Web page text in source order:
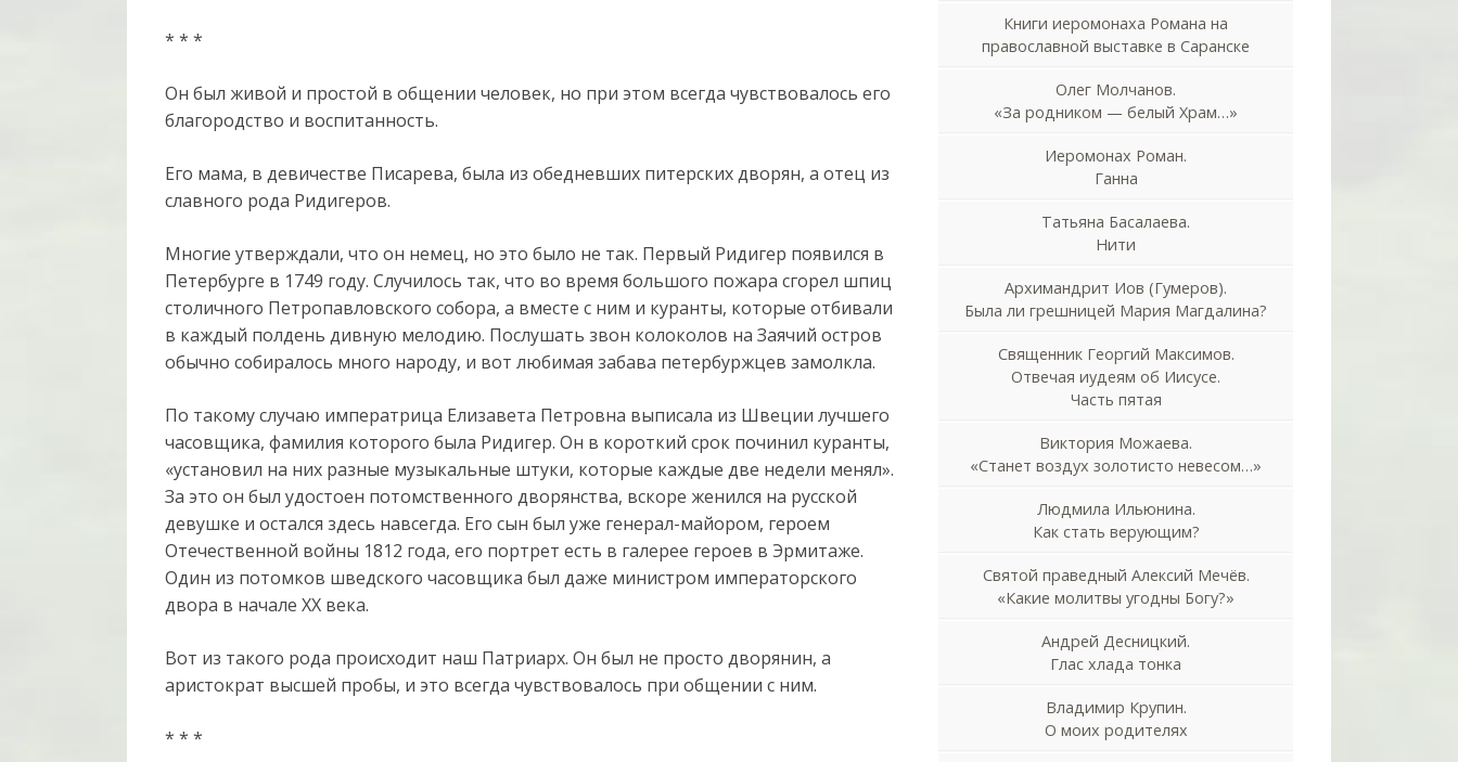
* * *
Он был живой и простой в общении человек, но при этом всегда чувствовалось его
благородство и воспитанность.
Его мама, в девичестве Писарева, была из обедневших питерских дворян, а отец из
славного рода Ридигеров.
Многие утверждали, что он немец, но это было не так. Первый Ридигер появился в
Петербурге в 1749 году. Случилось так, что во время большого пожара сгорел шпиц
столичного Петропавловского собора, а вместе с ним и куранты, которые отбивали
в каждый полдень дивную мелодию. Послушать звон колоколов на Заячий остров
обычно собиралось много народу, и вот любимая забава петербуржцев замолкла.
По такому случаю императрица Елизавета Петровна выписала из Швеции лучшего
часовщика, фамилия которого была Ридигер. Он в короткий срок починил куранты,
«установил на них разные музыкальные штуки, которые каждые две недели менял».
За это он был удостоен потомственного дворянства, вскоре женился на русской
девушке и остался здесь навсегда. Его сын был уже генерал-майором, героем
Отечественной войны 1812 года, его портрет есть в галерее героев в Эрмитаже.
Один из потомков шведского часовщика был даже министром императорского
двора в начале ХХ века.
Вот из такого рода происходит наш Патриарх. Он был не просто дворянин, а
аристократ высшей пробы, и это всегда чувствовалось при общении с ним.
* * *
Книги иеромонаха Романа на
православной выставке в Саранске
Олег Молчанов.
«За родником — белый Храм…»
Иеромонах Роман.
Ганна
Татьяна Басалаева.
Нити
Архимандрит Иов (Гумеров).
Была ли грешницей Мария Магдалина?
Священник Георгий Максимов.
Отвечая иудеям об Иисусе.
Часть пятая
Виктория Можаева.
«Станет воздух золотисто невесом…»
Людмила Ильюнина.
Как стать верующим?
Святой праведный Алексий Мечёв.
«Какие молитвы угодны Богу?»
Андрей Десницкий.
Глас хлада тонка
Владимир Крупин.
О моих родителях